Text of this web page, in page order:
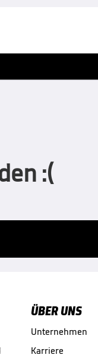
:(
ÜBER UNS
Unternehmen
Karriere